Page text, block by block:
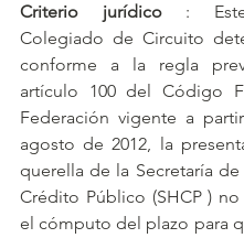
Criterio jurídico : Este
Colegiado de Circuito
conforme a la regla
artículo 100 del Código
Federación vigente a
agosto de 2012, la
querella de la Secretaría
Crédito Público (SHCP )
el cómputo del plazo para